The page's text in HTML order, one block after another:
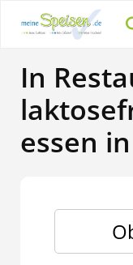
In
essen